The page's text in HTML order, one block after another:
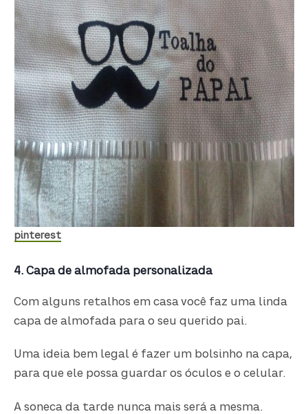
pinterest
4. Capa de almofada personalizada
Com alguns retalhos em casa você faz uma linda
capa de almofada para o seu querido pai.
Uma ideia bem legal é fazer um bolsinho na capa,
para que ele possa guardar os óculos e o celular.
A soneca da tarde nunca mais será a mesma.